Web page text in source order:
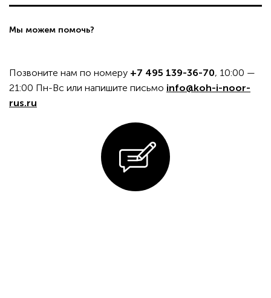
Мы можем помочь?
Позвоните нам по номеру +7 495 139-36-70, 10:00 —
21:00 Пн-Вс или напишите письмо info@koh-i-noor-
rus.ru